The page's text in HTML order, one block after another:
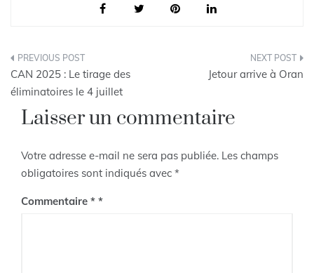
Navigation
de
l’article
CAN 2025 : Le tirage des
éliminatoires le 4 juillet
Jetour arrive à Oran
Laisser un commentaire
Votre adresse e-mail ne sera pas publiée. Les champs
obligatoires sont indiqués avec *
Commentaire *